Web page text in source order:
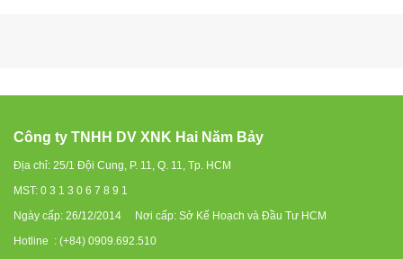
Công ty TNHH DV XNK Hai Năm Bảy
Địa chỉ: 25/1 Đội Cung, P. 11, Q. 11, Tp. HCM
MST: 0 3 1 3 0 6 7 8 9 1
Ngày cấp: 26/12/2014 Nơi cấp: Sở Kế Hoạch và Đầu Tư HCM
Hotline : (+84) 0909.692.510